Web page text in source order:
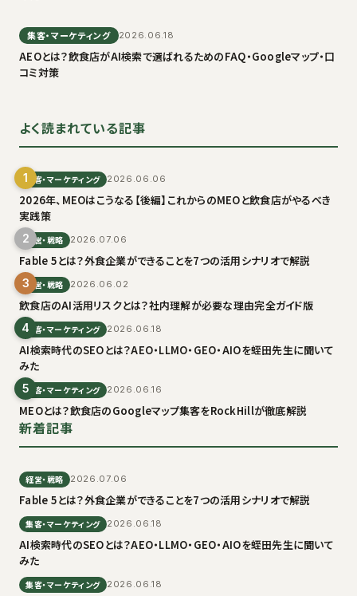
集客・マーケティング 2026.06.18
AEOとは？飲食店がAI検索で選ばれるためのFAQ・Googleマップ・口
コミ対策
よく読まれている記事
1 集客・マーケティング 2026.06.06
2026年、MEOはこうなる【後編】これからのMEOと飲食店がやるべき
実践策
2経営・戦略 2026.07.06
Fable 5とは？外食企業ができることを7つの活用シナリオで解説
3経営・戦略 2026.06.02
飲食店のAI活用リスクとは？社内理解が必要な理由完全ガイド版
4集客・マーケティング 2026.06.18
AI検索時代のSEOとは？AEO・LLMO・GEO・AIOを蛭田先生に聞いて
みた
5集客・マーケティング 2026.06.16
MEOとは？飲食店のGoogleマップ集客をRockHillが徹底解説
新着記事
経営・戦略 2026.07.06
Fable 5とは？外食企業ができることを7つの活用シナリオで解説
集客・マーケティング 2026.06.18
AI検索時代のSEOとは？AEO・LLMO・GEO・AIOを蛭田先生に聞いて
みた
集客・マーケティング 2026.06.18